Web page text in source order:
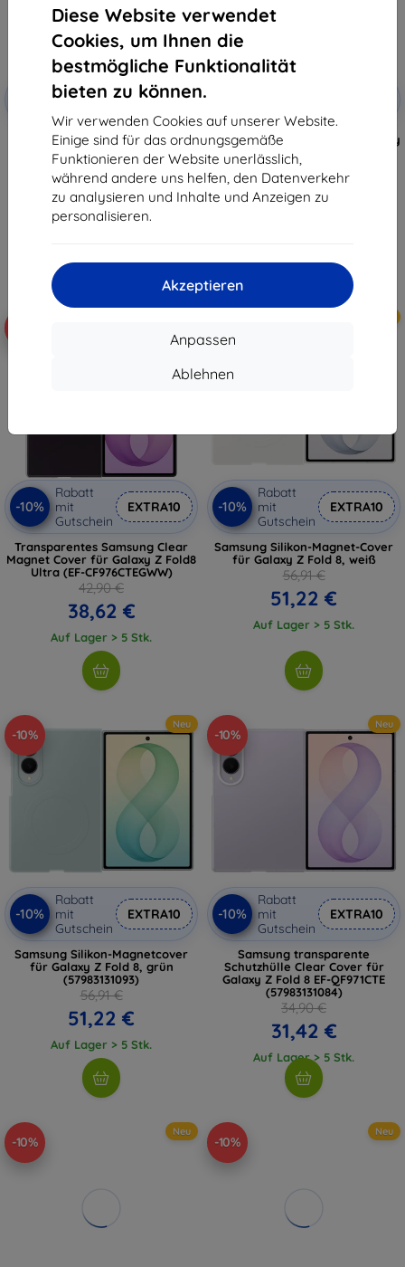
Diese Website verwendet
Cookies, um Ihnen die
bestmögliche Funktionalität
bieten zu können.
Wir verwenden Cookies auf unserer Website.
Einige sind für das ordnungsgemäße
Funktionieren der Website unerlässlich,
während andere uns helfen, den Datenverkehr
zu analysieren und Inhalte und Anzeigen zu
personalisieren.
Akzeptieren
Anpassen
Ablehnen
Rabatt
mit
Gutschein
EXTRA10
Magnetische Silikonhülle von
Samsung für Galaxy Z Fold8,
schwarz (EF-EF971CBEGWW)
56,91 €
51,22 €
Gutschein
Samsung Flipsuit Hülle für Galaxy
Z Flip8, schwarz (EF-
FF776CBEGWW)
38,90 €
35,01 €
-10%
Rabatt
mit
Gutschein
EXTRA10
Transparentes Samsung Clear
Magnet Cover für Galaxy Z Fold8
Ultra (EF-CF976CTEGWW)
42,90 €
38,62 €
Auf Lager > 5 Stk.
-10%
Rabatt
mit
Gutschein
EXTRA10
Samsung Silikon-Magnet-Cover
für Galaxy Z Fold 8, weiß
56,91 €
51,22 €
Auf Lager > 5 Stk.
-10%
Neu
-10%
Rabatt
mit
Gutschein
EXTRA10
Samsung Silikon-Magnetcover
für Galaxy Z Fold 8, grün
(57983131093)
56,91 €
51,22 €
Auf Lager > 5 Stk.
-10%
Neu
-10%
Rabatt
mit
Gutschein
EXTRA10
Samsung transparente
Schutzhülle Clear Cover für
Galaxy Z Fold 8 EF-QF971CTE
(57983131084)
34,90 €
31,42 €
Auf Lager > 5 Stk.
-10%
Neu
-10%
Neu